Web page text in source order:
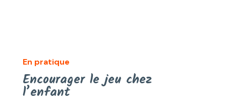
En pratique
Encourager le jeu chez
l’enfant